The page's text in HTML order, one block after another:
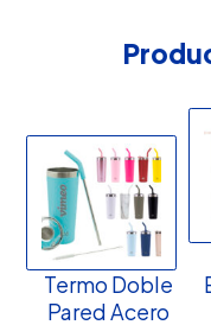
Termo Doble
Pared Acero